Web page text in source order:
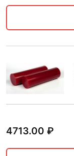
4713.00 ₽